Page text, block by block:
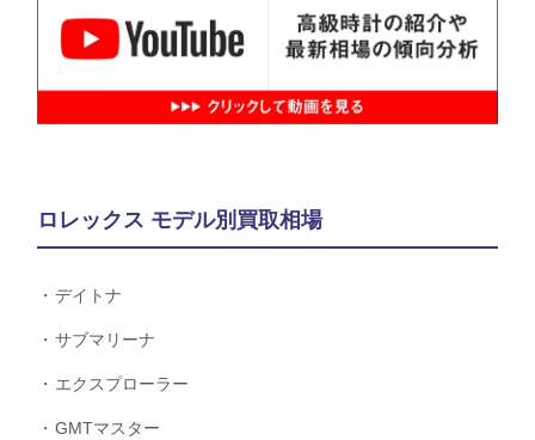
ロレックス モデル別買取相場
デイトナ
サブマリーナ
エクスプローラー
GMTマスター